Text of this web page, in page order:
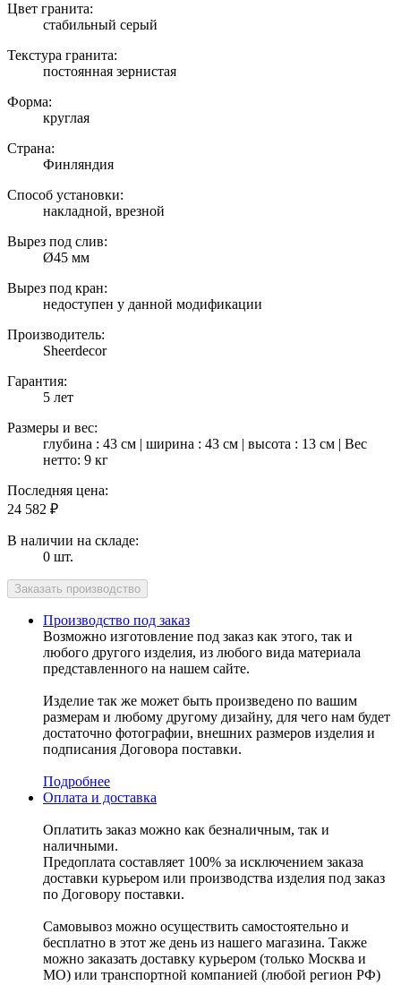
Цвет гранита:
стабильный серый
Текстура гранита:
постоянная зернистая
Форма:
круглая
Страна:
Финляндия
Способ установки:
накладной, врезной
Вырез под слив:
Ø45 мм
Вырез под кран:
недоступен у данной модификации
Производитель:
Sheerdecor
Гарантия:
5 лет
Размеры и вес:
глубина : 43 см | ширина : 43 см | высота : 13 см | Вес
нетто: 9 кг
Последняя цена:
24 582 ₽
В наличии на складе:
0 шт.
Производство под заказ
Возможно изготовление под заказ как этого, так и
любого другого изделия, из любого вида материала
представленного на нашем сайте.
Изделие так же может быть произведено по вашим
размерам и любому другому дизайну, для чего нам будет
достаточно фотографии, внешних размеров изделия и
подписания Договора поставки.
Подробнее
Оплата и доставка
Оплатить заказ можно как безналичным, так и
наличными.
Предоплата составляет 100% за исключением заказа
доставки курьером или производства изделия под заказ
по Договору поставки.
Самовывоз можно осуществить самостоятельно и
бесплатно в этот же день из нашего магазина. Также
можно заказать доставку курьером (только Москва и
МО) или транспортной компанией (любой регион РФ)